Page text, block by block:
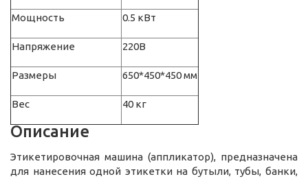
Мощность 0.5 кВт
Напряжение 220В
Размеры 650*450*450 мм
Вес 40 кг
Описание
Этикетировочная машина (аппликатор), предназначена
для нанесения одной этикетки на бутыли, тубы, банки,